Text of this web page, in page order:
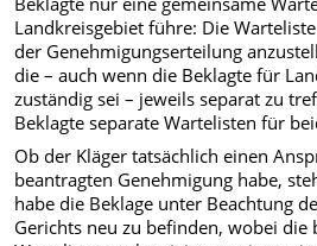
Landkreisgebiet führe: Die
der Genehmigungserteilung
die – auch wenn die Beklagte für
zuständig sei – jeweils separat zu
Beklagte separate Wartelisten für
Ob der Kläger tatsächlich einen
beantragten Genehmigung habe,
habe die Beklage unter Beachtung
Gerichts neu zu befinden, wobei